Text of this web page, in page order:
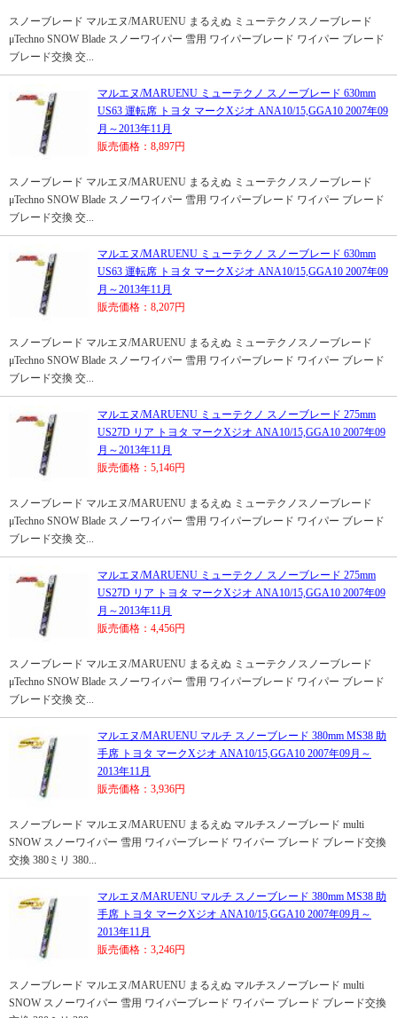
スノーブレード マルエヌ/MARUENU まるえぬ ミューテクノスノーブレード
μTechno SNOW Blade スノーワイパー 雪用 ワイパーブレード ワイパー ブレード
ブレード交換 交...
マルエヌ/MARUENU ミューテクノ スノーブレード 630mm
US63 運転席 トヨタ マークXジオ ANA10/15,GGA10 2007年09
月～2013年11月
販売価格：8,897円
スノーブレード マルエヌ/MARUENU まるえぬ ミューテクノスノーブレード
μTechno SNOW Blade スノーワイパー 雪用 ワイパーブレード ワイパー ブレード
ブレード交換 交...
マルエヌ/MARUENU ミューテクノ スノーブレード 630mm
US63 運転席 トヨタ マークXジオ ANA10/15,GGA10 2007年09
月～2013年11月
販売価格：8,207円
スノーブレード マルエヌ/MARUENU まるえぬ ミューテクノスノーブレード
μTechno SNOW Blade スノーワイパー 雪用 ワイパーブレード ワイパー ブレード
ブレード交換 交...
マルエヌ/MARUENU ミューテクノ スノーブレード 275mm
US27D リア トヨタ マークXジオ ANA10/15,GGA10 2007年09
月～2013年11月
販売価格：5,146円
スノーブレード マルエヌ/MARUENU まるえぬ ミューテクノスノーブレード
μTechno SNOW Blade スノーワイパー 雪用 ワイパーブレード ワイパー ブレード
ブレード交換 交...
マルエヌ/MARUENU ミューテクノ スノーブレード 275mm
US27D リア トヨタ マークXジオ ANA10/15,GGA10 2007年09
月～2013年11月
販売価格：4,456円
スノーブレード マルエヌ/MARUENU まるえぬ ミューテクノスノーブレード
μTechno SNOW Blade スノーワイパー 雪用 ワイパーブレード ワイパー ブレード
ブレード交換 交...
マルエヌ/MARUENU マルチ スノーブレード 380mm MS38 助
手席 トヨタ マークXジオ ANA10/15,GGA10 2007年09月～
2013年11月
販売価格：3,936円
スノーブレード マルエヌ/MARUENU まるえぬ マルチスノーブレード multi
SNOW スノーワイパー 雪用 ワイパーブレード ワイパー ブレード ブレード交換
交換 380ミリ 380...
マルエヌ/MARUENU マルチ スノーブレード 380mm MS38 助
手席 トヨタ マークXジオ ANA10/15,GGA10 2007年09月～
2013年11月
販売価格：3,246円
スノーブレード マルエヌ/MARUENU まるえぬ マルチスノーブレード multi
SNOW スノーワイパー 雪用 ワイパーブレード ワイパー ブレード ブレード交換